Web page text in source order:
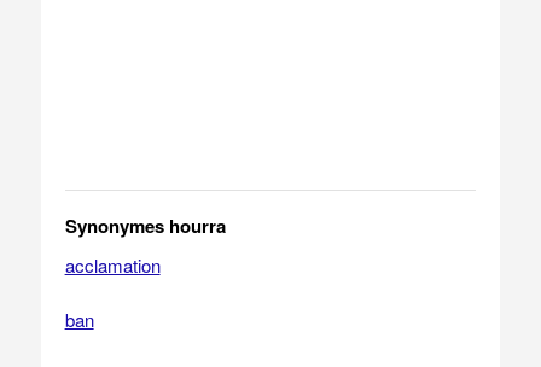
Synonymes hourra
acclamation
ban